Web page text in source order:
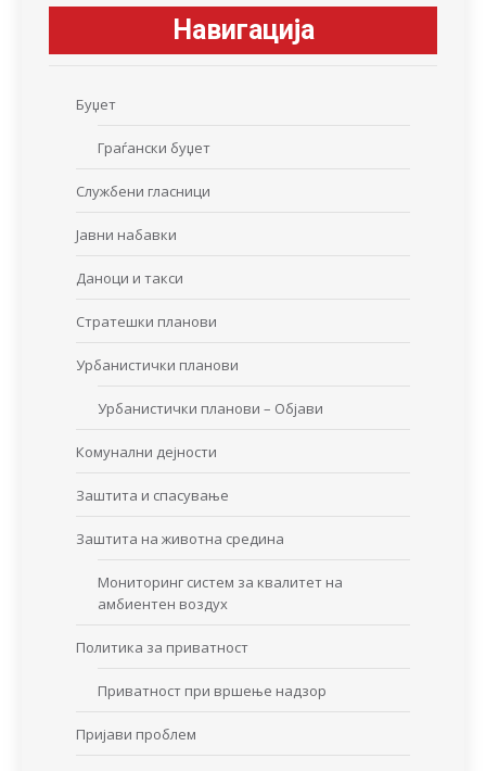
Навигација
Буџет
Граѓански буџет
Службени гласници
Јавни набавки
Даноци и такси
Стратешки планови
Урбанистички планови
Урбанистички планови – Објави
Комунални дејности
Заштита и спасување
Заштита на животна средина
Мониторинг систем за квалитет на
амбиентен воздух
Политика за приватност
Приватност при вршење надзор
Пријави проблем